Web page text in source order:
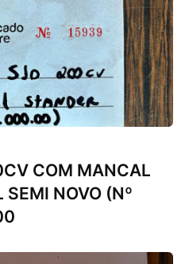
COM MANCAL
SEMI NOVO (Nº